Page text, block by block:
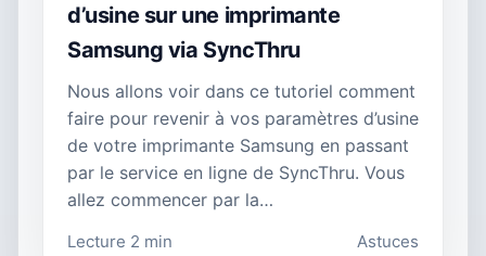
d’usine sur une imprimante
Samsung via SyncThru
Nous allons voir dans ce tutoriel comment
faire pour revenir à vos paramètres d’usine
de votre imprimante Samsung en passant
par le service en ligne de SyncThru. Vous
allez commencer par la…
Lecture 2 min Astuces